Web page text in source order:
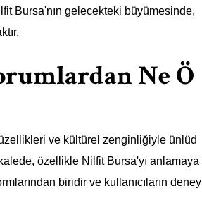
Bursa'nın gelecekteki büyümesinde,
Ne Ö
ve kültürel zenginliğiyle ünlüd
özellikle Nilfit Bursa'yı anlamaya
biridir ve kullanıcıların deney